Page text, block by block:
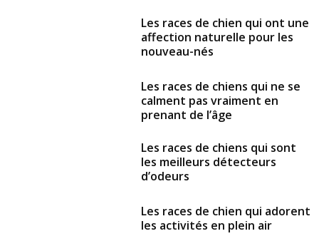
Les races de chien qui ont une
affection naturelle pour les
nouveau-nés
Les races de chiens qui ne se
calment pas vraiment en
prenant de l’âge
Les races de chiens qui sont
les meilleurs détecteurs
d’odeurs
Les races de chien qui adorent
les activités en plein air